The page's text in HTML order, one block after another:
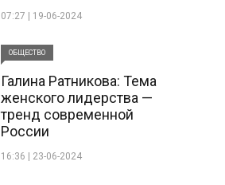
07:27 | 19-06-2024
ОБЩЕСТВО
Галина Ратникова: Тема
женского лидерства —
тренд современной
России
16:36 | 23-06-2024